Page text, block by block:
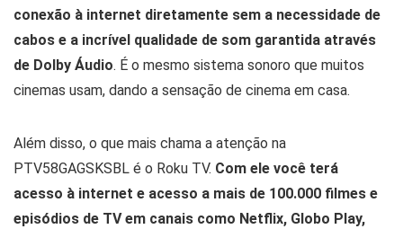
conexão à internet diretamente sem a necessidade de
cabos e a incrível qualidade de som garantida através
de Dolby Áudio. É o mesmo sistema sonoro que muitos
cinemas usam, dando a sensação de cinema em casa.
Além disso, o que mais chama a atenção na
PTV58GAGSKSBL é o Roku TV. Com ele você terá
acesso à internet e acesso a mais de 100.000 filmes e
episódios de TV em canais como Netflix, Globo Play,